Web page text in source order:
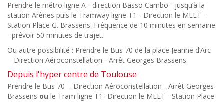
Prendre le métro ligne A - direction Basso Cambo - jusqu’à la
station Arènes puis le Tramway ligne T1 - Direction le MEET -
Station Place G. Brassens. Fréquence de 10 minutes en semaine
- prévoir 50 minutes de trajet.
Ou autre possibilité : Prendre le Bus 70 de la place Jeanne d’Arc
- Direction Aéroconstellation - Arrêt Georges Brassens.
Depuis l'hyper centre de Toulouse
Prendre le Bus 70 - Direction Aéroconstellation - Arrêt Georges
Brassens ou le Tram ligne T1- Direction le MEET - Station Place